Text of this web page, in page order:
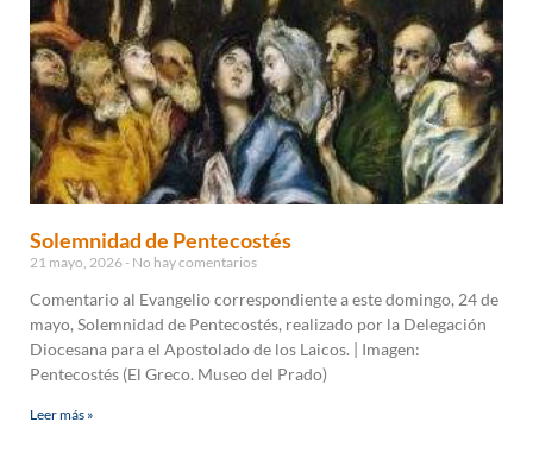
Solemnidad de Pentecostés
21 mayo, 2026 No hay comentarios
Comentario al Evangelio correspondiente a este domingo, 24 de
mayo, Solemnidad de Pentecostés, realizado por la Delegación
Diocesana para el Apostolado de los Laicos. | Imagen:
Pentecostés (El Greco. Museo del Prado)
Leer más »